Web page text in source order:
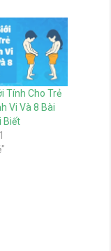
Tính Cho Trẻ
Vi Và 8 Bài
Biết